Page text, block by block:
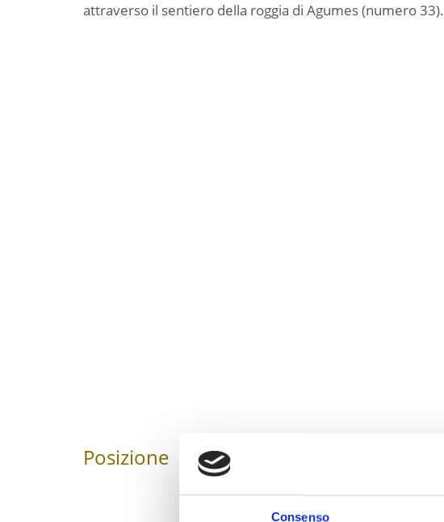
Consenso
attraverso il sentiero della roggia di Agumes (numero 33).
Posizione Impressioni